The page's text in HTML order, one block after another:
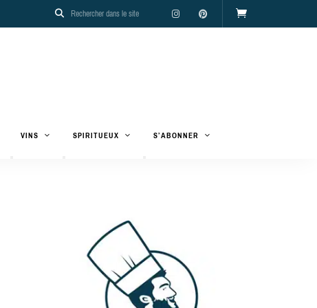
VINS SPIRITUEUX S’ABONNER